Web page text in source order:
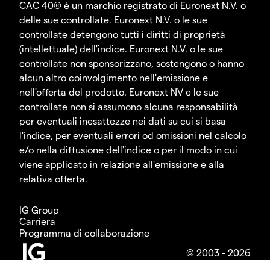
CAC 40® è un marchio registrato di Euronext N.V. o
delle sue controllate. Euronext N.V. o le sue
controllate detengono tutti i diritti di proprietà
(intellettuale) dell'indice. Euronext N.V. o le sue
controllate non sponsorizzano, sostengono o hanno
alcun altro coinvolgimento nell'emissione e
nell'offerta del prodotto. Euronext NV e le sue
controllate non si assumono alcuna responsabilità
per eventuali inesattezze nei dati su cui si basa
l'indice, per eventuali errori od omissioni nel calcolo
e/o nella diffusione dell'indice o per il modo in cui
viene applicato in relazione all'emissione e alla
relativa offerta.
IG Group
Carriera
Programma di collaborazione
© 2003 - 2026